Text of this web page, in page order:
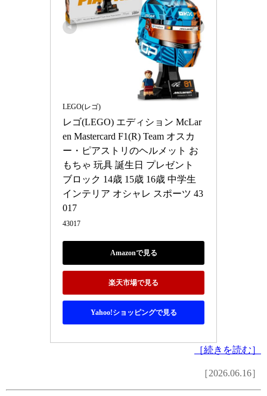
LEGO(レゴ)
レゴ(LEGO) エディション McLar
en Mastercard F1(R) Team オスカ
ー・ピアストリのヘルメット お
もちゃ 玩具 誕生日 プレゼント
ブロック 14歳 15歳 16歳 中学生
インテリア オシャレ スポーツ 43
017
43017
Amazonで見る
楽天市場で見る
Yahoo!ショッピングで見る
［続きを読む］
［2026.06.16］